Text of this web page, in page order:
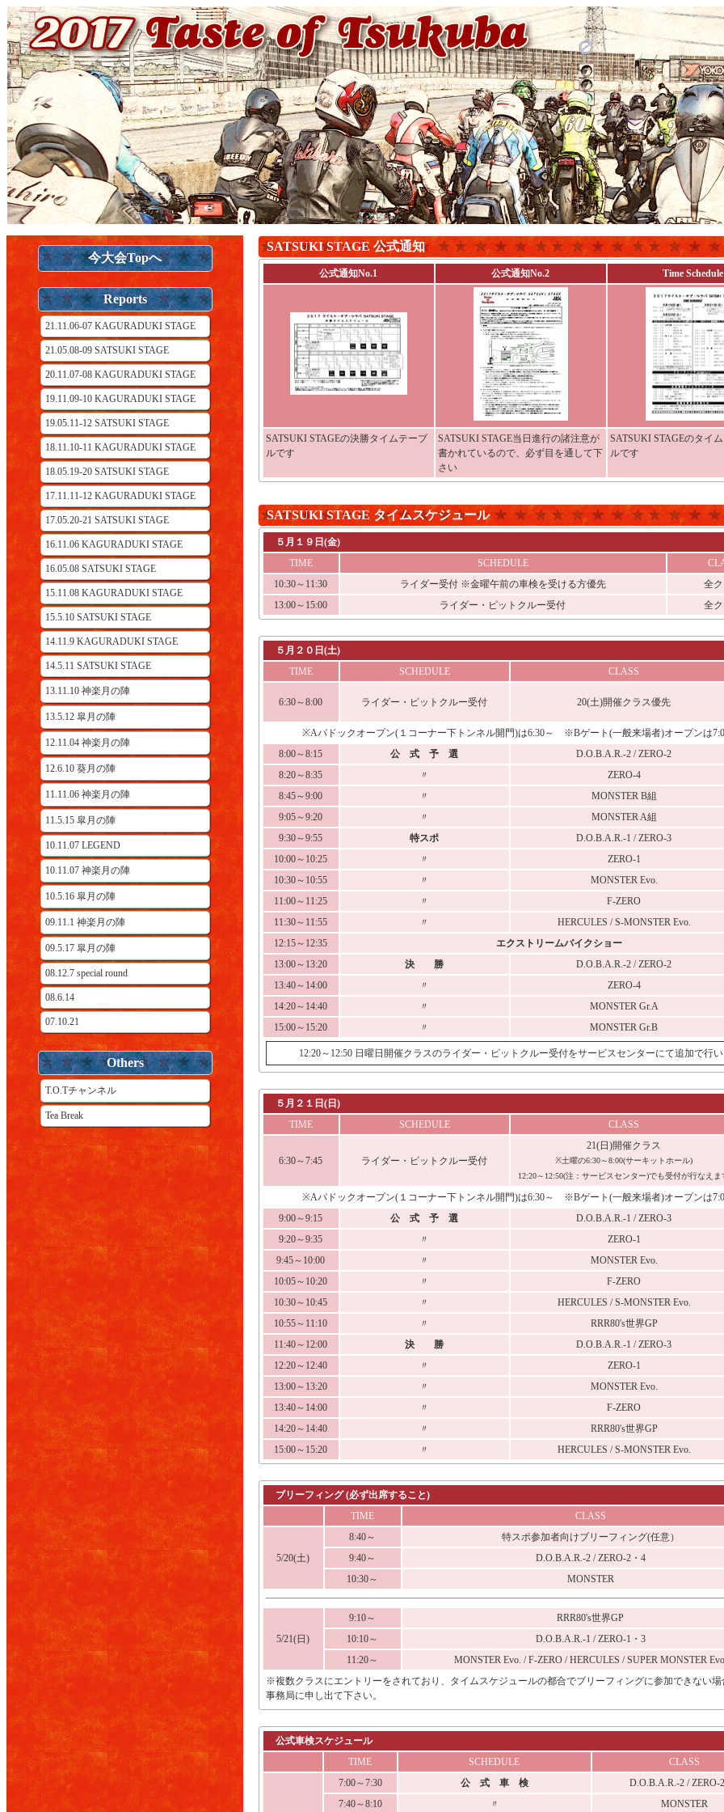
今大会Topへ
Reports
21.11.06-07 KAGURADUKI STAGE
21.05.08-09 SATSUKI STAGE
20.11.07-08 KAGURADUKI STAGE
19.11.09-10 KAGURADUKI STAGE
19.05.11-12 SATSUKI STAGE
18.11.10-11 KAGURADUKI STAGE
18.05.19-20 SATSUKI STAGE
17.11.11-12 KAGURADUKI STAGE
17.05.20-21 SATSUKI STAGE
16.11.06 KAGURADUKI STAGE
16.05.08 SATSUKI STAGE
15.11.08 KAGURADUKI STAGE
15.5.10 SATSUKI STAGE
14.11.9 KAGURADUKI STAGE
14.5.11 SATSUKI STAGE
13.11.10 神楽月の陣
13.5.12 皐月の陣
12.11.04 神楽月の陣
12.6.10 葵月の陣
11.11.06 神楽月の陣
11.5.15 皐月の陣
10.11.07 LEGEND
10.11.07 神楽月の陣
10.5.16 皐月の陣
09.11.1 神楽月の陣
09.5.17 皐月の陣
08.12.7 special round
08.6.14
07.10.21
Others
T.O.Tチャンネル
Tea Break
SATSUKI STAGE 公式通知
公式通知No.1 公式通知No.2 Time Schedule
SATSUKI STAGEの決勝タイムテーブ
ルです
SATSUKI STAGE当日進行の諸注意が
書かれているので、必ず目を通して下
さい
SATSUKI STAGEのタイ
ルです
SATSUKI STAGE タイムスケジュール
５月１９日(金)
TIME
SCHEDULE
10:30～11:30
ライダー受付 ※金曜午前の車検を受ける方優先
全
13:00～15:00
ライダー・ピットクルー受付 全
５月２０日(土)
TIME
SCHEDULE CLASS
6:30～8:00 ライダー・ピットクルー受付 20(土)開催クラス優先
※Aパドックオープン(１コーナー下トンネル開門)は6:30～ ※Bゲート(一般来場者)オープンは
8:00～8:15
公 式 予 選
D.O.B.A.R.-2 / ZERO-2
8:20～8:35
〃
ZERO-4
8:45～9:00
〃
MONSTER B組
9:05～9:20
〃
MONSTER A組
9:30～9:55
特スポ
D.O.B.A.R.-1 / ZERO-3
10:00～10:25
〃
ZERO-1
10:30～10:55
〃
MONSTER Evo.
11:00～11:25
〃
F-ZERO
11:30～11:55
〃
HERCULES / S-MONSTER Evo.
12:15～12:35
エクストリームバイクショー
13:00～13:20
決 勝 D.O.B.A.R.-2 / ZERO-2
13:40～14:00
〃 ZERO-4
14:20～14:40
〃 MONSTER Gr.A
15:00～15:20
〃 MONSTER Gr.B
12:20～12:50 日曜日開催クラスのライダー・ピットクルー受付をサービスセンターにて追加で行
５月２１日(日)
TIME
SCHEDULE CLASS
6:30～7:45 ライダー・ピットクルー受付
21(日)開催クラス
※土曜の6:30～8:00(サーキットホール)
12:20～12:50(注：サービスセンター)でも受付が行なえま
※Aパドックオープン(１コーナー下トンネル開門)は6:30～ ※Bゲート(一般来場者)オープンは
9:00～9:15
公 式 予 選
D.O.B.A.R.-1 / ZERO-3
9:20～9:35
〃
ZERO-1
9:45～10:00
〃
MONSTER Evo.
10:05～10:20
〃
F-ZERO
10:30～10:45
〃
HERCULES / S-MONSTER Evo.
10:55～11:10
〃
RRR80's世界GP
11:40～12:00
決 勝 D.O.B.A.R.-1 / ZERO-3
12:20～12:40
〃 ZERO-1
13:00～13:20
〃 MONSTER Evo.
13:40～14:00
〃 F-ZERO
14:20～14:40
〃 RRR80's世界GP
15:00～15:20
〃 HERCULES / S-MONSTER Evo.
ブリーフィング (必ず出席すること)
TIME
CLASS
5/20(土)
8:40～
特スポ参加者向けブリーフィング(任意）
9:40～
D.O.B.A.R.-2 / ZERO-2・4
10:30～
MONSTER
5/21(日)
9:10～
RRR80's世界GP
10:10～
D.O.B.A.R.-1 / ZERO-1・3
11:20～
MONSTER Evo. / F-ZERO / HERCULES / SUPER MONSTER
※複数クラスにエントリーをされており、タイムスケジュールの都合でブリーフィングに参加できない場
事務局に申し出て下さい。
公式車検スケジュール
TIME
SCHEDULE
CLASS
7:00～7:30
公 式 車 検
D.O.B.A.R.-2 / ZERO-
7:40～8:10
〃 MONSTER